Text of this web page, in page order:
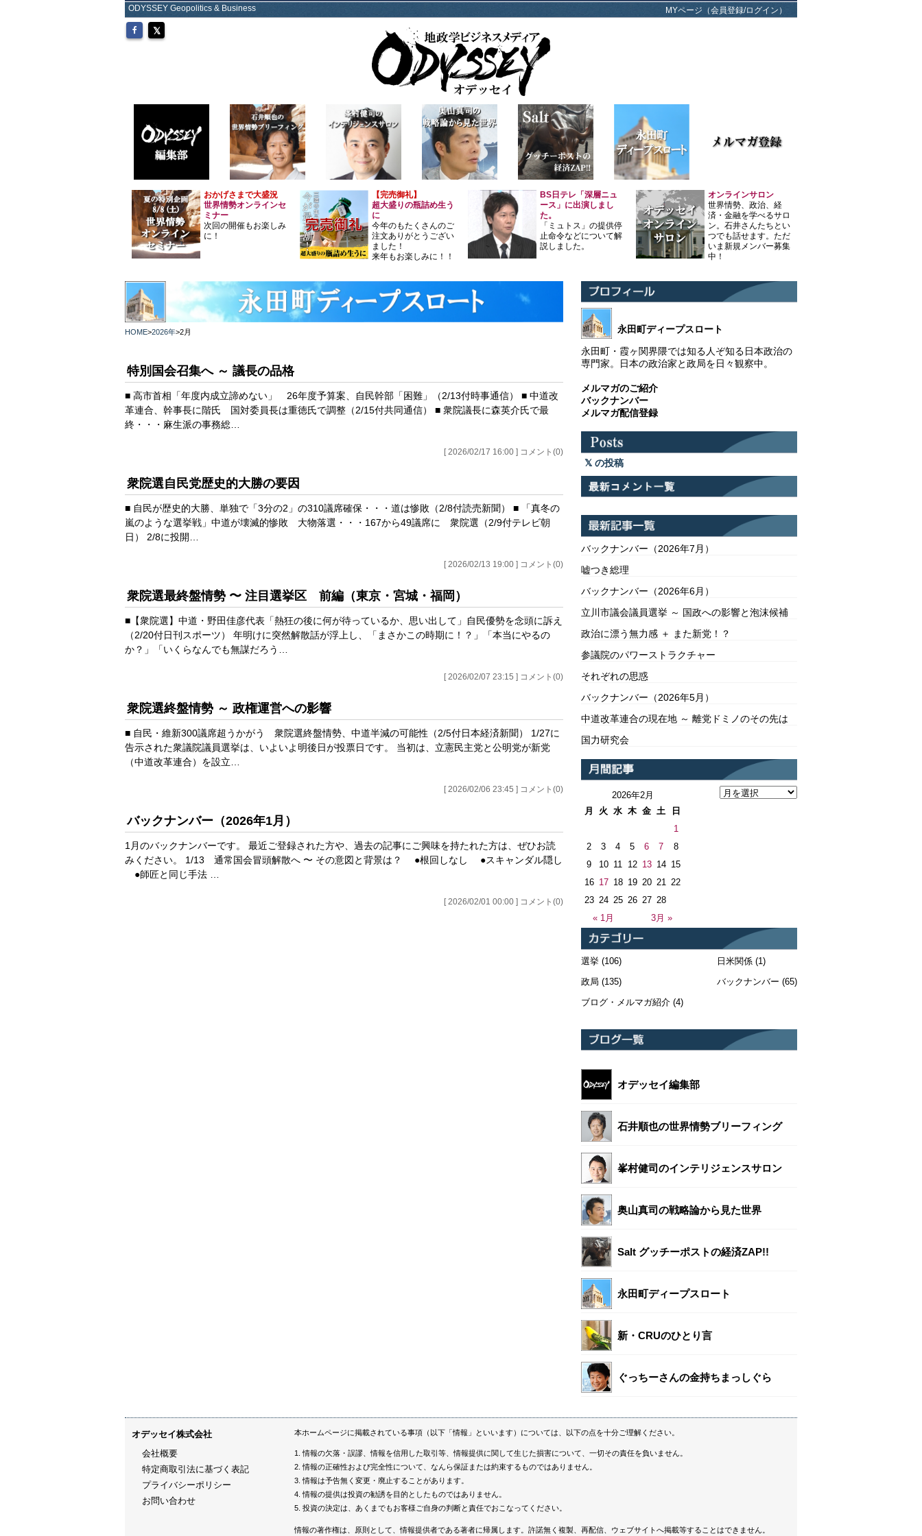
ODYSSEY Geopolitics & Business MYページ（会員登録/ログイン）
おかげさまで大盛況
世界情勢オンラインセ
ミナー
次回の開催もお楽しみ
に！
【完売御礼】
超大盛りの瓶詰め生う
に
今年のもたくさんのご
注文ありがとうござい
ました！
来年もお楽しみに！！
BS日テレ「深層ニュ
ース」に出演しまし
た。
「ミュトス」の提供停
止命令などについて解
説しました。
オンラインサロン
世界情勢、政治、経
済・金融を学べるサロ
ン。石井さんたちとい
つでも話せます。ただ
いま新規メンバー募集
中！
HOME>2026年>2月
特別国会召集へ ～ 議長の品格
■ 高市首相「年度内成立諦めない」 26年度予算案、自民幹部「困難」（2/13付時事通信） ■ 中道改
革連合、幹事長に階氏 国対委員長は重徳氏で調整（2/15付共同通信） ■ 衆院議長に森英介氏で最
終・・・麻生派の事務総…
[ 2026/02/17 16:00 ] コメント(0)
衆院選自民党歴史的大勝の要因
■ 自民が歴史的大勝、単独で「3分の2」の310議席確保・・・道は惨敗（2/8付読売新聞） ■ 「真冬の
嵐のような選挙戦」中道が壊滅的惨敗 大物落選・・・167から49議席に 衆院選（2/9付テレビ朝
日） 2/8に投開…
[ 2026/02/13 19:00 ] コメント(0)
衆院選最終盤情勢 〜 注目選挙区 前編（東京・宮城・福岡）
■【衆院選】中道・野田佳彦代表「熱狂の後に何が待っているか、思い出して」自民優勢を念頭に訴え
（2/20付日刊スポーツ） 年明けに突然解散話が浮上し、「まさかこの時期に！？」「本当にやるの
か？」「いくらなんでも無謀だろう…
[ 2026/02/07 23:15 ] コメント(0)
衆院選終盤情勢 ～ 政権運営への影響
■ 自民・維新300議席超うかがう 衆院選終盤情勢、中道半減の可能性（2/5付日本経済新聞） 1/27に
告示された衆議院議員選挙は、いよいよ明後日が投票日です。 当初は、立憲民主党と公明党が新党
（中道改革連合）を設立…
[ 2026/02/06 23:45 ] コメント(0)
バックナンバー（2026年1月）
1月のバックナンバーです。 最近ご登録された方や、過去の記事にご興味を持たれた方は、ぜひお読
みください。 1/13 通常国会冒頭解散へ 〜 その意図と背景は？ ●根回しなし ●スキャンダル隠し
●師匠と同じ手法 …
[ 2026/02/01 00:00 ] コメント(0)
永田町ディープスロート
永田町・霞ヶ関界隈では知る人ぞ知る日本政治の
専門家。日本の政治家と政局を日々観察中。
メルマガのご紹介
バックナンバー
メルマガ配信登録
の投稿
バックナンバー（2026年7月）
嘘つき総理
バックナンバー（2026年6月）
立川市議会議員選挙 ～ 国政への影響と泡沫候補
政治に漂う無力感 ＋ また新党！？
参議院のパワーストラクチャー
それぞれの思惑
バックナンバー（2026年5月）
中道改革連合の現在地 ～ 離党ドミノのその先は
国力研究会
2026年2月
月
火 水 木 金 土 日
« 1月 3月 »
1
2
3 4 5 6 7
8
9
10 11 12 13 14 15
16 17 18 19 20 21 22
23 24 25 26 27 28
選挙 (106)
政局 (135)
ブログ・メルマガ紹介 (4)
日米関係(1)
バックナンバー (65)
オデッセイ編集部
石井順也の世界情勢ブリーフィング
峯村健司のインテリジェンスサロン
奥山真司の戦略論から見た世界
Salt グッチーポストの経済ZAP!!
永田町ディープスロート
新・CRUのひとり言
ぐっちーさんの金持ちまっしぐら
オデッセイ株式会社
会社概要
特定商取引法に基づく表記
プライバシーポリシー
お問い合わせ
本ホームページに掲載されている事項（以下「情報」といいます）については、以下の点を十分ご理解ください。
情報の欠落・誤謬、情報を信用した取引等、情報提供に関して生じた損害について、一切その責任を負いません。
情報の正確性および完全性について、なんら保証または約束するものではありません。
情報は予告無く変更・廃止することがあります。
情報の提供は投資の勧誘を目的としたものではありません。
投資の決定は、あくまでもお客様ご自身の判断と責任でおこなってください。
情報の著作権は、原則として、情報提供者である著者に帰属します。許諾無く複製、再配信、ウェブサイトへ掲載等することはできません。